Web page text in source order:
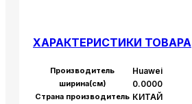
ХАРАКТЕРИСТИКИ ТОВАРА
Производитель Huawei
ширина(см) 0.0000
Страна производитель КИТАЙ